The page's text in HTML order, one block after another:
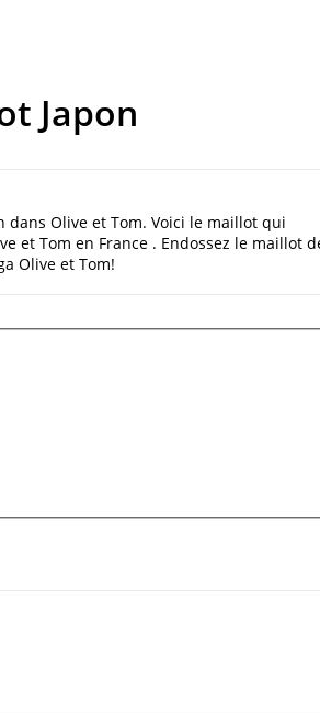
Japon
Olive et Tom. Voici le maillot qui
et Tom en France . Endossez le maillot
Olive et Tom!